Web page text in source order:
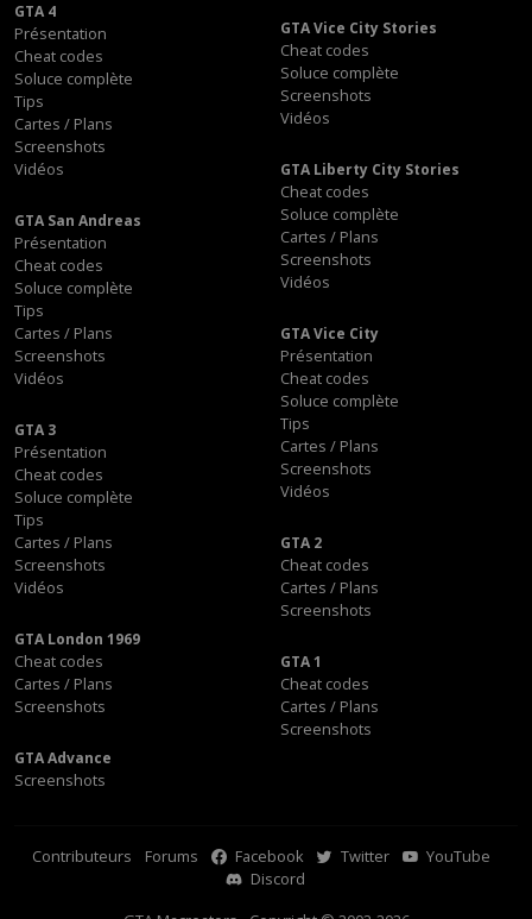
GTA 4
Présentation
Cheat codes
Soluce complète
Tips
Cartes / Plans
Screenshots
Vidéos
GTA Vice City Stories
Cheat codes
Soluce complète
Screenshots
Vidéos
GTA Liberty City Stories
Cheat codes
Soluce complète
Cartes / Plans
Screenshots
Vidéos
GTA San Andreas
Présentation
Cheat codes
Soluce complète
Tips
Cartes / Plans
Screenshots
Vidéos
GTA Vice City
Présentation
Cheat codes
Soluce complète
Tips
Cartes / Plans
Screenshots
Vidéos
GTA 3
Présentation
Cheat codes
Soluce complète
Tips
Cartes / Plans
Screenshots
Vidéos
GTA 2
Cheat codes
Cartes / Plans
Screenshots
GTA London 1969
Cheat codes
Cartes / Plans
Screenshots
GTA 1
Cheat codes
Cartes / Plans
Screenshots
GTA Advance
Screenshots
Contributeurs Forums Facebook Twitter
YouTube
Discord